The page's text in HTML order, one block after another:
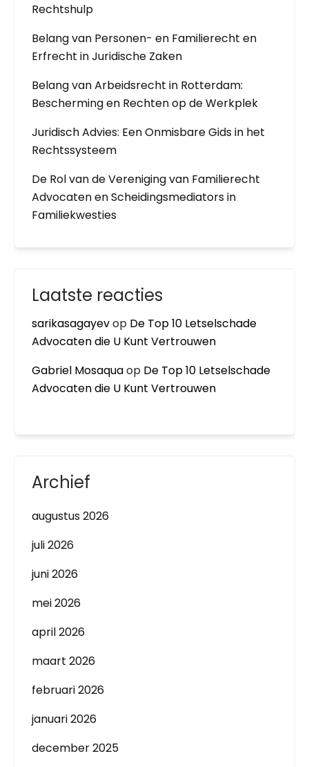
Rechtshulp
Belang van Personen- en Familierecht en
Erfrecht in Juridische Zaken
Belang van Arbeidsrecht in Rotterdam:
Bescherming en Rechten op de Werkplek
Juridisch Advies: Een Onmisbare Gids in het
Rechtssysteem
De Rol van de Vereniging van Familierecht
Advocaten en Scheidingsmediators in
Familiekwesties
Laatste reacties
sarikasagayevop De Top 10 Letselschade
Advocaten die U Kunt Vertrouwen
Gabriel Mosaquaop De Top 10 Letselschade
Advocaten die U Kunt Vertrouwen
Archief
augustus 2026
juli 2026
juni 2026
mei 2026
april 2026
maart 2026
februari 2026
januari 2026
december 2025